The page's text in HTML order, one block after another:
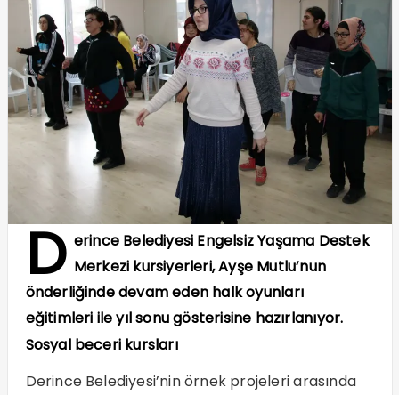
D erince Belediyesi Engelsiz Yaşama Destek
Merkezi kursiyerleri, Ayşe Mutlu’nun
önderliğinde devam eden halk oyunları
eğitimleri ile yıl sonu gösterisine hazırlanıyor.
Sosyal beceri kursları
Derince Belediyesi’nin örnek projeleri arasında